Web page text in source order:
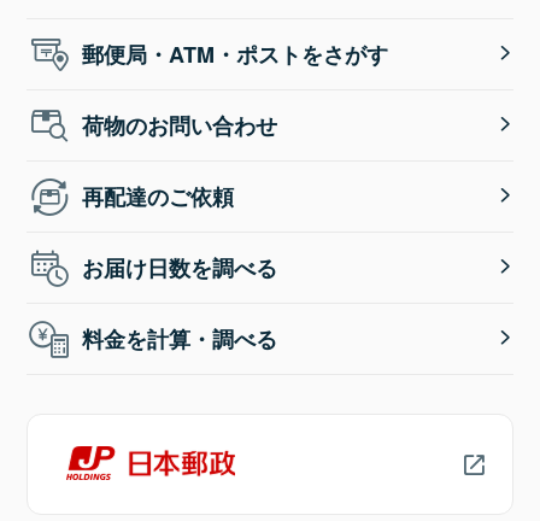
郵便局・ATM・ポストをさがす
荷物のお問い合わせ
再配達のご依頼
お届け日数を調べる
料金を計算・調べる